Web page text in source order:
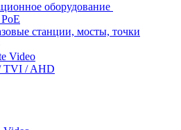
оборудование
станции, мосты, точки
Video
TVI / AHD